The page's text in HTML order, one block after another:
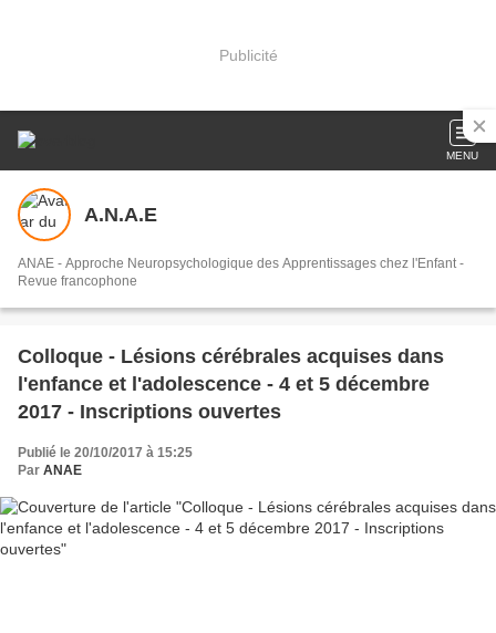
Publicité
MENU
A.N.A.E
ANAE - Approche Neuropsychologique des Apprentissages chez l'Enfant -
Revue francophone
Colloque - Lésions cérébrales acquises dans
l'enfance et l'adolescence - 4 et 5 décembre
2017 - Inscriptions ouvertes
Publié le 20/10/2017 à 15:25
Par ANAE